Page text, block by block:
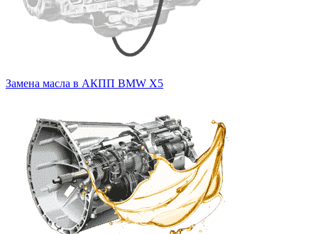
Замена масла в АКПП BMW X5